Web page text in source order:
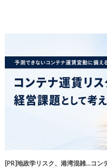
[PR]地政学リスク、港湾混雑…コン